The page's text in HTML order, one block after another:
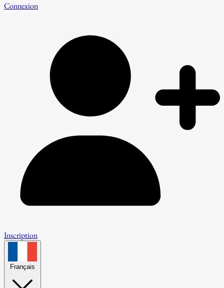
Connexion
Inscription
Français